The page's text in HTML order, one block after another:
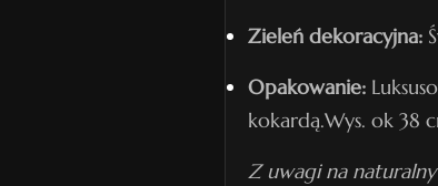
Zieleń dekoracyjna:
Opakowanie:
kokardą.Wys. ok 38
Z uwagi na